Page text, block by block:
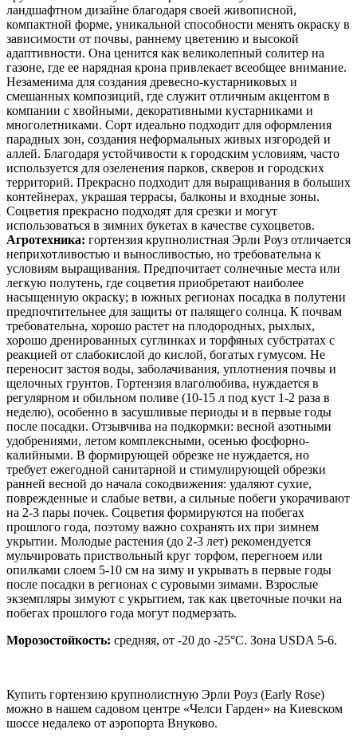
ландшафтном дизайне благодаря своей живописной,
компактной форме, уникальной способности менять окраску в
зависимости от почвы, раннему цветению и высокой
адаптивности. Она ценится как великолепный солитер на
газоне, где ее нарядная крона привлекает всеобщее внимание.
Незаменима для создания древесно-кустарниковых и
смешанных композиций, где служит отличным акцентом в
компании с хвойными, декоративными кустарниками и
многолетниками. Сорт идеально подходит для оформления
парадных зон, создания неформальных живых изгородей и
аллей. Благодаря устойчивости к городским условиям, часто
используется для озеленения парков, скверов и городских
территорий. Прекрасно подходит для выращивания в больших
контейнерах, украшая террасы, балконы и входные зоны.
Соцветия прекрасно подходят для срезки и могут
использоваться в зимних букетах в качестве сухоцветов.
Агротехника: гортензия крупнолистная Эрли Роуз отличается
неприхотливостью и выносливостью, но требовательна к
условиям выращивания. Предпочитает солнечные места или
легкую полутень, где соцветия приобретают наиболее
насыщенную окраску; в южных регионах посадка в полутени
предпочтительнее для защиты от палящего солнца. К почвам
требовательна, хорошо растет на плодородных, рыхлых,
хорошо дренированных суглинках и торфяных субстратах с
реакцией от слабокислой до кислой, богатых гумусом. Не
переносит застоя воды, заболачивания, уплотнения почвы и
щелочных грунтов. Гортензия влаголюбива, нуждается в
регулярном и обильном поливе (10-15 л под куст 1-2 раза в
неделю), особенно в засушливые периоды и в первые годы
после посадки. Отзывчива на подкормки: весной азотными
удобрениями, летом комплексными, осенью фосфорно-
калийными. В формирующей обрезке не нуждается, но
требует ежегодной санитарной и стимулирующей обрезки
ранней весной до начала сокодвижения: удаляют сухие,
поврежденные и слабые ветви, а сильные побеги укорачивают
на 2-3 пары почек. Соцветия формируются на побегах
прошлого года, поэтому важно сохранять их при зимнем
укрытии. Молодые растения (до 2-3 лет) рекомендуется
мульчировать приствольный круг торфом, перегноем или
опилками слоем 5-10 см на зиму и укрывать в первые годы
после посадки в регионах с суровыми зимами. Взрослые
экземпляры зимуют с укрытием, так как цветочные почки на
побегах прошлого года могут подмерзать.
Морозостойкость: средняя, от -20 до -25°C. Зона USDA 5-6.
Купить гортензию крупнолистную Эрли Роуз (Early Rose)
можно в нашем садовом центре «Челси Гарден» на Киевском
шоссе недалеко от аэропорта Внуково.